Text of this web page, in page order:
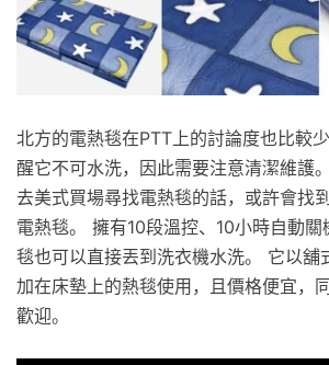
北方的電熱毯在PTT上的討論度也比較
醒它不可水洗，因此需要注意清潔維護
去美式買場尋找電熱毯的話，或許會找
電熱毯。 擁有10段溫控、10小時自動
毯也可以直接丟到洗衣機水洗。 它以舖
加在床墊上的熱毯使用，且價格便宜，
歡迎。